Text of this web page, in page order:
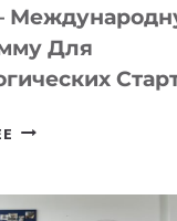
Для
ОТКРЫТ
DEAL